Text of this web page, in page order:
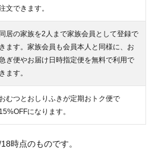
文できます。
同居の家族を2人まで家族会員として登録で
きます。家族会員も会員本人と同様に、お
ぎ便やお届け日時指定便を無料で利用で
きます。
おむつとおしりふきが定期おトク便で
15%OFFになります。
時点のものです。